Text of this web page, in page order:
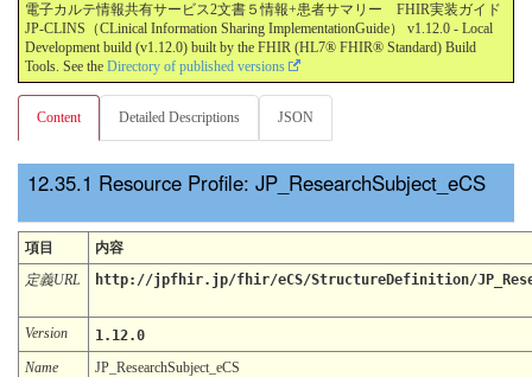
電子カルテ情報共有サービス2文書５情報+患者サマリー FHIR実装ガイド
JP-CLINS（CLinical Information Sharing ImplementationGuide） v1.12.0 - Local
Development build (v1.12.0) built by the FHIR (HL7® FHIR® Standard) Build
Tools. See the Directory of published versions
Content Detailed Descriptions JSON
Resource Profile: JP_ResearchSubject_eCS
項目
内容
定義URL
http://jpfhir.jp/fhir/eCS/StructureDefinition/
Version
1.12.0
Name
JP_ResearchSubject_eCS